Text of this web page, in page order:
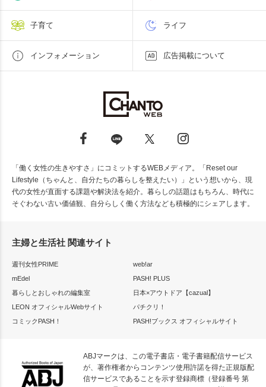
子育て ライフ
インフォメーション 広告掲載について
「働く女性の生きやすさ」にコミットするWEBメディア。「Reset our
Lifestyle（ちゃんと、自分たちの暮らしを整えたい）」という想いから、現
代の女性が直面する課題や解決法を紹介。暮らしの話題はもちろん、時代に
そぐわない古い価値観、自分らしく働く方法なども積極的にシェアします。
主婦と生活社 関連サイト
週刊女性PRIME
web!ar
mEdel
PASH! PLUS
暮らしとおしゃれの編集室
日本×アウトドア【cazual】
LEON オフィシャルWebサイト
パチクリ！
コミックPASH！
PASH!ブックス オフィシャルサイト
ABJマークは、この電子書店・電子書籍配信サービス
が、著作権者からコンテンツ使用許諾を得た正規版配
信サービスであることを示す登録商標（登録番号 第